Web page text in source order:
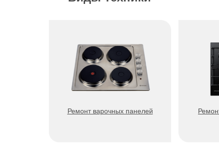
Ремонт варочных панелей